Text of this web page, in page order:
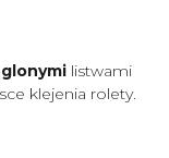
listwami
klejenia rolety.